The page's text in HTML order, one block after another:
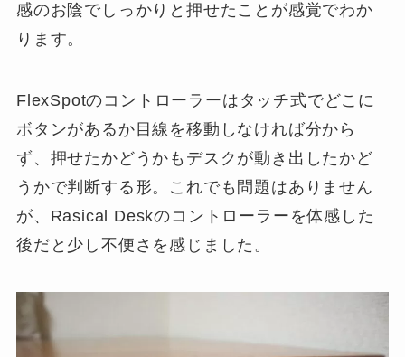
感のお陰でしっかりと押せたことが感覚でわか
ります。
FlexSpotのコントローラーはタッチ式でどこに
ボタンがあるか目線を移動しなければ分から
ず、押せたかどうかもデスクが動き出したかど
うかで判断する形。これでも問題はありません
が、Rasical Deskのコントローラーを体感した
後だと少し不便さを感じました。